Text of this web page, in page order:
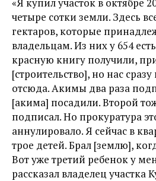
четыре сотки земли. Здесь
гектаров, которые
владельцам. Из них у 654
красную книгу получили,
[строительство], но нас
отсюда. Акимы два раза
[акима] посадили. Второй
подписал. Но прокуратура
аннулировало. Я сейчас в
трое детей. Брал [землю],
Вот уже третий ребенок у
рассказал владелец участка